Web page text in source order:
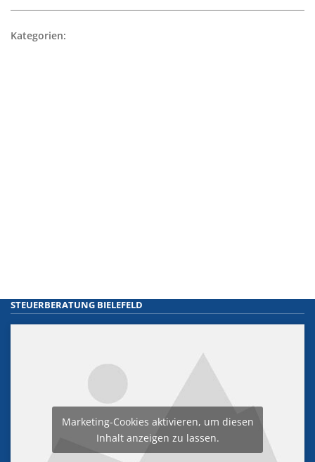
Kategorien:
STEUERBERATUNG BIELEFELD
Marketing-Cookies aktivieren, um diesen
Inhalt anzeigen zu lassen.